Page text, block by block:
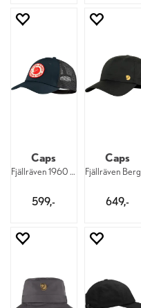
Caps
Fjällräven 1960 Långtradarkeps 555
599,-
Caps
649,-